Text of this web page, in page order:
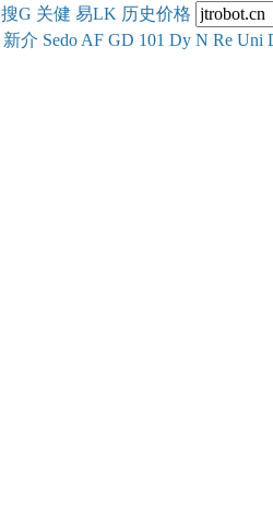
搜G 关健 易LK 历史价格
新介 Sedo AF GD 101 Dy N Re Uni